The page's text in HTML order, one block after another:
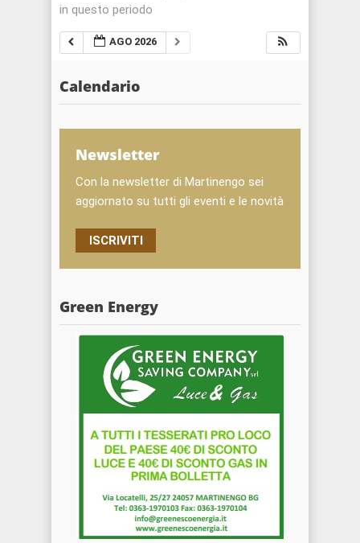
in questo periodo
AGO 2026
Calendario
Newsletter
Con la newsletter di Martinengo sei
aggiornato su tutti gli eventi e le novità
ISCRIVITI
Green Energy